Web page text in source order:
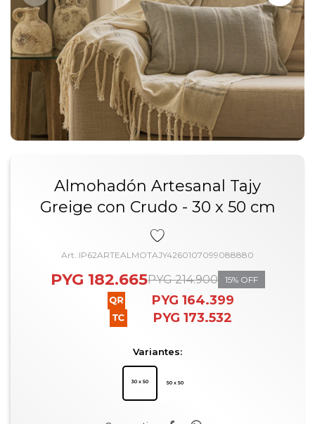
Almohadón Artesanal Tajy
Greige con Crudo - 30 x 50 cm
IP62ARTEALMOTAJY4260107099088880
PYG 182.665PYG 214.900 15
PYG 164.399
PYG 173.532
Variantes: